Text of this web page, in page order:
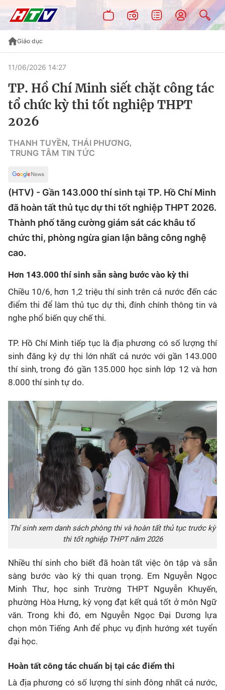
Giáo dục
11/06/2026 14:27
TP. Hồ Chí Minh siết chặt công tác
tổ chức kỳ thi tốt nghiệp THPT
2026
THANH TUYỀN, THÁI PHƯƠNG,
TRUNG TÂM TIN TỨC
(HTV) - Gần 143.000 thí sinh tại TP. Hồ Chí Minh
đã hoàn tất thủ tục dự thi tốt nghiệp THPT 2026.
Thành phố tăng cường giám sát các khâu tổ
chức thi, phòng ngừa gian lận bằng công nghệ
cao.
Hơn 143.000 thí sinh sẵn sàng bước vào kỳ thi
Chiều 10/6, hơn 1,2 triệu thí sinh trên cả nước đến các
điểm thi để làm thủ tục dự thi, đính chính thông tin và
nghe phổ biến quy chế thi.
TP. Hồ Chí Minh tiếp tục là địa phương có số lượng thí
sinh đăng ký dự thi lớn nhất cả nước với gần 143.000
thí sinh, trong đó gần 135.000 học sinh lớp 12 và hơn
8.000 thí sinh tự do.
Thí sinh xem danh sách phòng thi và hoàn tất thủ tục trước kỳ
thi tốt nghiệp THPT năm 2026
Nhiều thí sinh cho biết đã hoàn tất việc ôn tập và sẵn
sàng bước vào kỳ thi quan trọng. Em Nguyễn Ngọc
Minh Thư, học sinh Trường THPT Nguyễn Khuyến,
phường Hòa Hưng, kỳ vọng đạt kết quả tốt ở môn Ngữ
văn. Trong khi đó, em Nguyễn Ngọc Đại Dương lựa
chọn môn Tiếng Anh để phục vụ định hướng xét tuyển
đại học.
Hoàn tất công tác chuẩn bị tại các điểm thi
Là địa phương có số lượng thí sinh đông nhất cả nước,